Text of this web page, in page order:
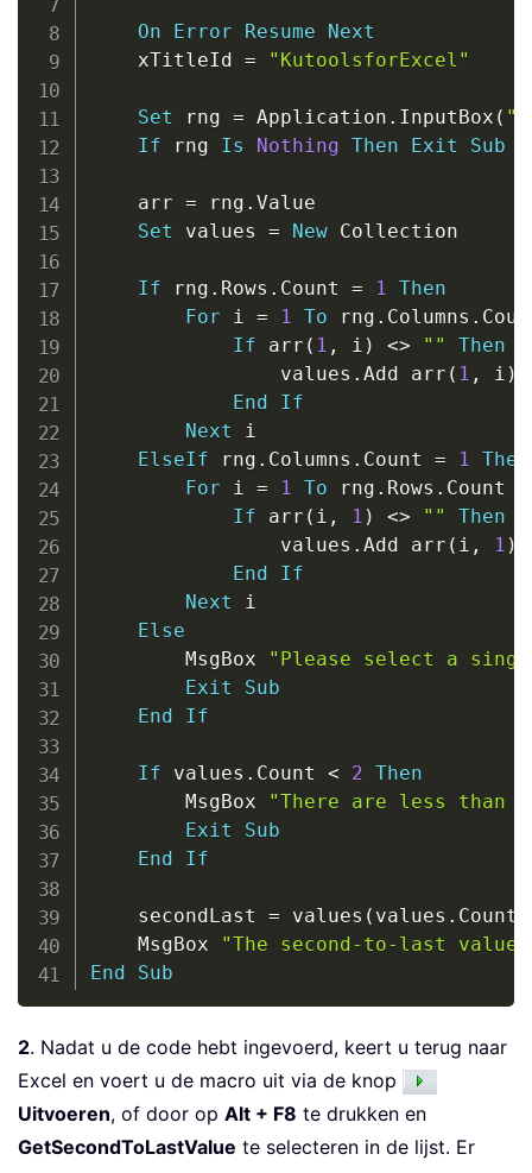
On Error Resume
Next
    xTitleId
= "KutoolsforExcel"
Set rng = Application . InputBox (
If rng Is Nothing Then Exit Sub
    arr
= rng . Value
Set values = New Collection
If rng . Rows . Count = 1
Then
For i = 1 To rng . Columns .
If arr ( 1 , i ) <> ""
Then
                values
. Add arr ( 1 , i )
End
If
Next i
ElseIf rng . Columns . Count = 1
Then
For i = 1 To rng . Rows . Count
If arr ( i , 1 ) <> ""
Then
                values
. Add arr ( i , 1 )
End
If
Next i
Else
        MsgBox
"Please select a
Exit
Sub
End
If
If values . Count < 2 Then
        MsgBox
"There are less than
Exit
Sub
End
If
    secondLast
= values ( values . Count
    MsgBox
"The second-to-last
End
Sub
2. Nadat u de code hebt ingevoerd, keert u terug naar
Excel en voert u de macro uit via de knop
Uitvoeren, of door op Alt + F8 te drukken en
GetSecondToLastValue te selecteren in de lijst. Er